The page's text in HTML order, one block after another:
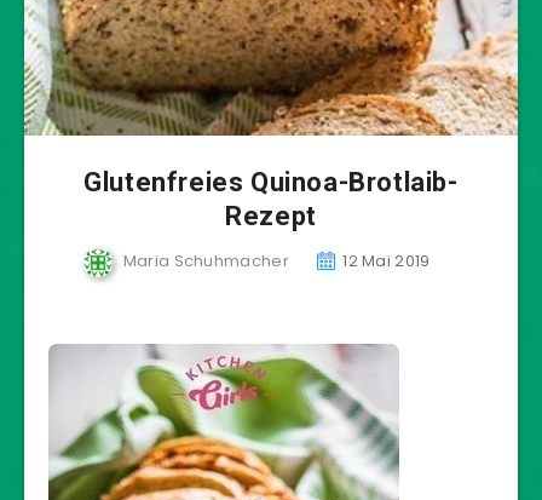
Glutenfreies Quinoa-Brotlaib-
Rezept
Maria Schuhmacher 12 Mai 2019